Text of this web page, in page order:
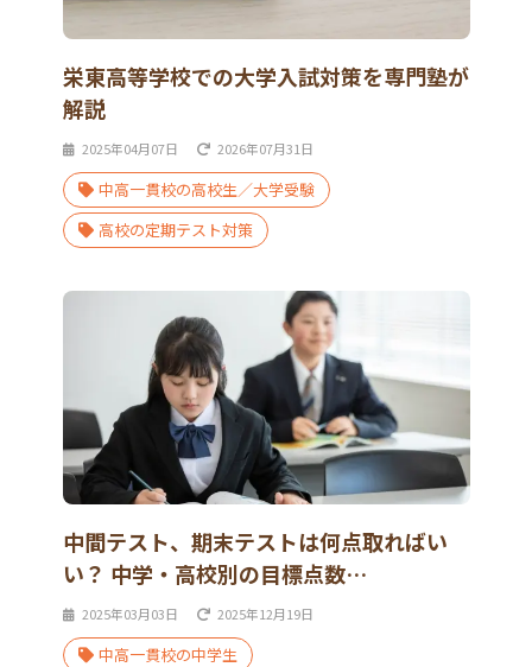
栄東高等学校での大学入試対策を専門塾が
解説
2025年04月07日 2026年07月31日
中高一貫校の高校生／大学受験
高校の定期テスト対策
中間テスト、期末テストは何点取ればい
い？ 中学・高校別の目標点数…
2025年03月03日 2025年12月19日
中高一貫校の中学生